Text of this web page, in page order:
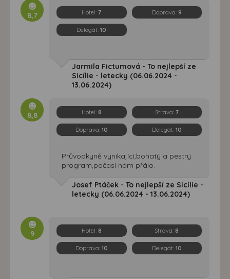
8,7 Hotel:7 Doprava: 9
Delegát:10
Jarmila Fictumová - To nejlepší ze
Sicílie - letecky (06.06.2024 -
13.06.2024)
8,8 Hotel: 8 Strava: 7
Doprava: 10 Delegát: 10
Průvodkyně vynikající,bohatý a pestrý
program,počasí nám přálo.
Josef Ptáček - To nejlepší ze Sicílie -
letecky (06.06.2024 - 13.06.2024)
9 Hotel: 8 Strava: 8
Doprava: 10 Delegát: 10